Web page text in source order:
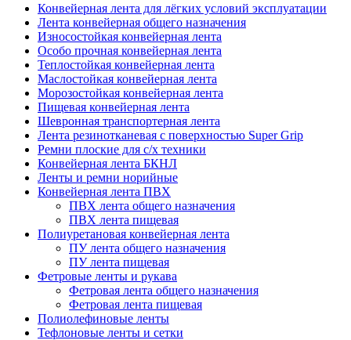
Конвейерная лента для лёгких условий эксплуатации
Лента конвейерная общего назначения
Износостойкая конвейерная лента
Особо прочная конвейерная лента
Теплостойкая конвейерная лента
Маслостойкая конвейерная лента
Морозостойкая конвейерная лента
Пищевая конвейерная лента
Шевронная транспортерная лента
Лента резинотканевая с поверхностью Super Grip
Ремни плоские для с/х техники
Конвейерная лента БКНЛ
Ленты и ремни норийные
Конвейерная лента ПВХ
ПВХ лента общего назначения
ПВХ лента пищевая
Полиуретановая конвейерная лента
ПУ лента общего назначения
ПУ лента пищевая
Фетровые ленты и рукава
Фетровая лента общего назначения
Фетровая лента пищевая
Полиолефиновые ленты
Тефлоновые ленты и сетки